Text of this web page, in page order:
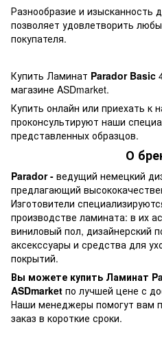
Разнообразие и изысканность
позволяет удовлетворить
покупателя.
Купить Ламинат Parador Basic
магазине ASDmarket.
Купить онлайн или приехать к
проконсультируют наши
представленных образцов.
О
Parador - ведущий немецкий
предлагающий
Изготовители
производстве ламината: в их
виниловый пол, дизайнерский
аксекссуары и средства для
покрытий.
Вы можете купить Ламинат
ASDmarket по лучшей цене с
Наши менеджеры помогут вам
заказ в короткие сроки.